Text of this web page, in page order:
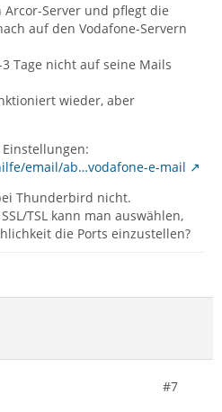
Server und pflegt die
auf den Vodafone-Servern
Tage nicht auf seine Mails
wieder, aber
email/ab…vodafone-e-mail
Thunderbird nicht.
TSL kann man auswählen,
die Ports einzustellen?
#7